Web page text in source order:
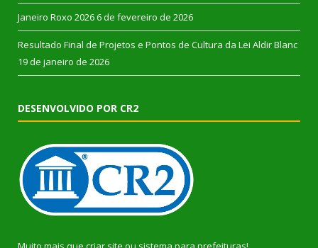
Janeiro Roxo 2026 6 de fevereiro de 2026
Resultado Final de Projetos e Pontos de Cultura da Lei Aldir Blanc
19 de janeiro de 2026
DESENVOLVIDO POR CR2